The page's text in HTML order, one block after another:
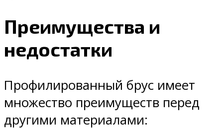
Преимущества и
недостатки
Профилированный брус имеет
множество преимуществ перед
другими материалами: